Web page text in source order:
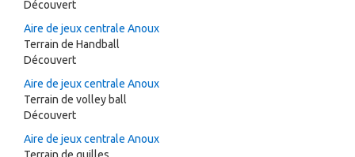
Découvert
Aire de jeux centrale Anoux
Terrain de Handball
Découvert
Aire de jeux centrale Anoux
Terrain de volley ball
Découvert
Aire de jeux centrale Anoux